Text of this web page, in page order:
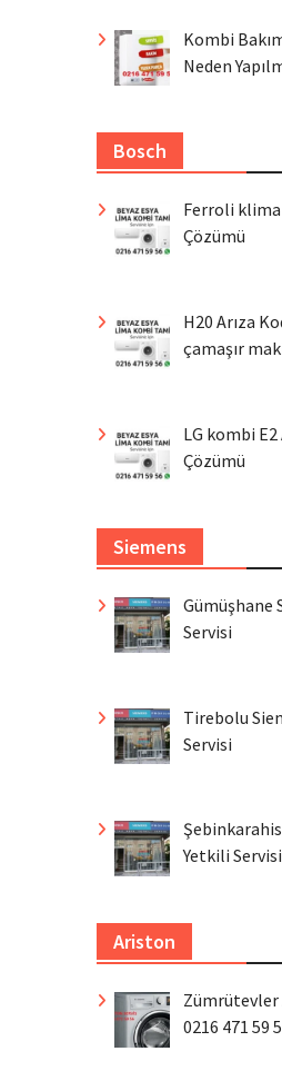
Kombi
Neden
Bosch
Ferroli klima
Çözümü
H20 Arıza
çamaşır
LG kombi E2
Çözümü
Siemens
Gümüşhane
Servisi
Tirebolu
Servisi
Yetkili Servisi
Ariston
Zümrütevler
0216 471 59